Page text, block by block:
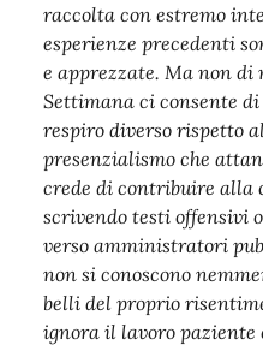
raccolta con estremo
esperienze precedenti
e apprezzate. Ma non di
Settimana ci consente
respiro diverso rispetto
presenzialismo che
crede di contribuire alla
scrivendo testi offensivi
verso amministratori
non si conoscono
belli del proprio
ignora il lavoro paziente